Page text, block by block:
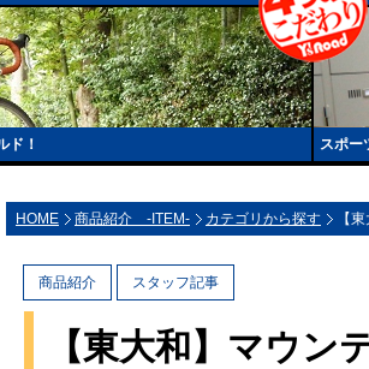
ド！ スポー
HOME 商品紹介 -ITEM- カテゴリから探す 【
商品紹介 スタッフ記事
【東大和】マウン